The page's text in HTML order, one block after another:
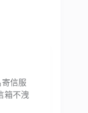
寄信服
箱不洩